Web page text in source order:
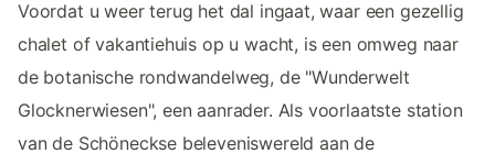
Voordat u weer terug het dal ingaat, waar een gezellig
chalet of vakantiehuis op u wacht, is een omweg naar
de botanische rondwandelweg, de "Wunderwelt
Glocknerwiesen", een aanrader. Als voorlaatste station
van de Schöneckse beleveniswereld aan de